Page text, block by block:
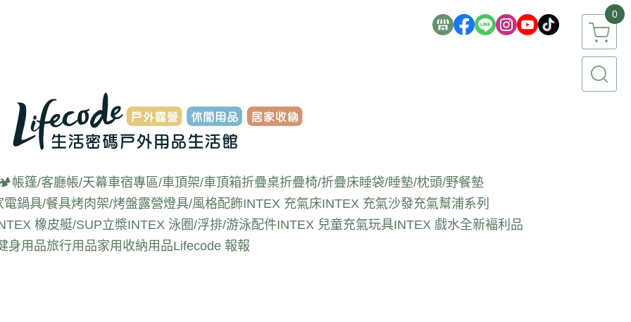
0
帳篷/客廳帳/天幕車宿專區/車頂架/車頂箱折疊桌折疊椅/折疊床睡袋/睡墊/枕頭/野餐墊
電鍋具/餐具烤肉架/烤盤露營燈具/風格配飾INTEX 充氣床INTEX 充氣沙發充氣幫浦系列
橡皮艇/SUP立槳INTEX 泳圈/浮排/游泳配件INTEX 兒童充氣玩具INTEX 戲水全新褔利品
身用品旅行用品家用收納用品Lifecode 報報